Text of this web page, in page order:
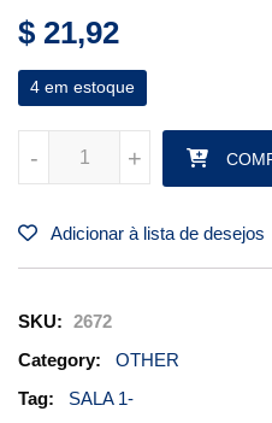
$ 21,92
4 em estoque
ARRUELA PN 630535
+
- +
-
Adicionar à lista de desejos
SKU: 2672
Category:
OTHER
Tag:
SALA 1-